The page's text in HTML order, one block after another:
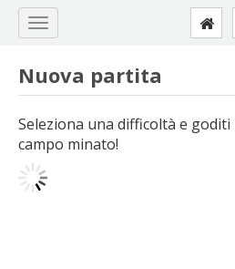
Nuova partita
Seleziona una difficoltà e
campo minato!